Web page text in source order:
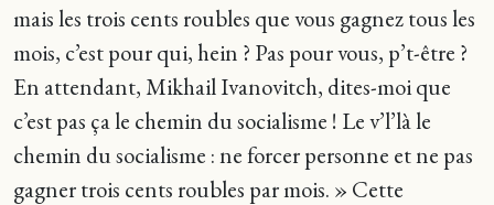
mais les trois cents roubles que vous gagnez tous les
mois, c’est pour qui, hein ? Pas pour vous, p’t-être ?
En attendant, Mikhail Ivanovitch, dites-moi que
c’est pas ça le chemin du socialisme ! Le v’l’là le
chemin du socialisme : ne forcer personne et ne pas
gagner trois cents roubles par mois. » Cette